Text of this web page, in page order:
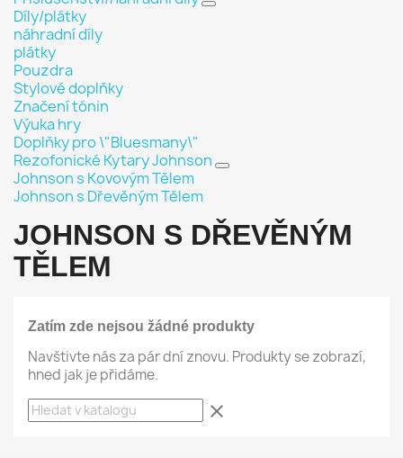
Díly/plátky
náhradní díly
plátky
Pouzdra
Stylové doplňky
Značení tónin
Výuka hry
Doplňky pro \"Bluesmany\"
Rezofonické Kytary Johnson
Johnson s Kovovým Tělem
Johnson s Dřevěným Tělem
JOHNSON S DŘEVĚNÝM
TĚLEM
Zatím zde nejsou žádné produkty
Navštivte nás za pár dní znovu. Produkty se zobrazí,
hned jak je přidáme.
clear